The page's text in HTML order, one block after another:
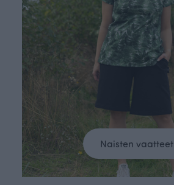
Naisten vaatteet